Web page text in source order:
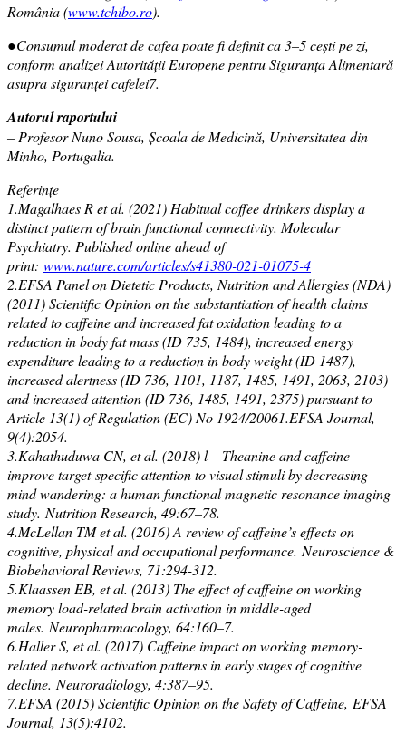
România (www.tchibo.ro).
●Consumul moderat de cafea poate fi definit ca 3–5 cești pe zi,
conform analizei Autorității Europene pentru Siguranța Alimentară
asupra siguranței cafelei7.
Autorul raportului
– Profesor Nuno Sousa, Școala de Medicină, Universitatea din
Minho, Portugalia.
Referințe
1.Magalhaes R et al. (2021) Habitual coffee drinkers display a
distinct pattern of brain functional connectivity. Molecular
Psychiatry. Published online ahead of
print: www.nature.com/articles/s41380-021-01075-4
2.EFSA Panel on Dietetic Products, Nutrition and Allergies (NDA)
(2011) Scientific Opinion on the substantiation of health claims
related to caffeine and increased fat oxidation leading to a
reduction in body fat mass (ID 735, 1484), increased energy
expenditure leading to a reduction in body weight (ID 1487),
increased alertness (ID 736, 1101, 1187, 1485, 1491, 2063, 2103)
and increased attention (ID 736, 1485, 1491, 2375) pursuant to
Article 13(1) of Regulation (EC) No 1924/20061.EFSA Journal,
9(4):2054.
3.Kahathuduwa CN, et al. (2018) l – Theanine and caffeine
improve target-specific attention to visual stimuli by decreasing
mind wandering: a human functional magnetic resonance imaging
study. Nutrition Research, 49:67–78.
4.McLellan TM et al. (2016) A review of caffeine’s effects on
cognitive, physical and occupational performance. Neuroscience &
Biobehavioral Reviews, 71:294-312.
5.Klaassen EB, et al. (2013) The effect of caffeine on working
memory load-related brain activation in middle-aged
males. Neuropharmacology, 64:160–7.
6.Haller S, et al. (2017) Caffeine impact on working memory-
related network activation patterns in early stages of cognitive
decline. Neuroradiology, 4:387–95.
7.EFSA (2015) Scientific Opinion on the Safety of Caffeine, EFSA
Journal, 13(5):4102.